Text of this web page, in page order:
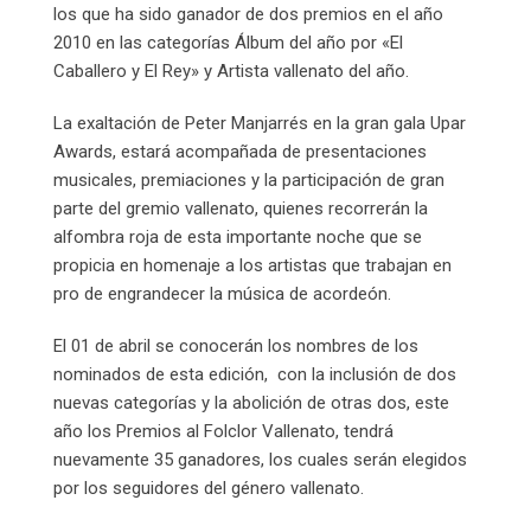
los que ha sido ganador de dos premios en el año
2010 en las categorías Álbum del año por «El
Caballero y El Rey» y Artista vallenato del año.
La exaltación de Peter Manjarrés en la gran gala Upar
Awards, estará acompañada de presentaciones
musicales, premiaciones y la participación de gran
parte del gremio vallenato, quienes recorrerán la
alfombra roja de esta importante noche que se
propicia en homenaje a los artistas que trabajan en
pro de engrandecer la música de acordeón.
El 01 de abril se conocerán los nombres de los
nominados de esta edición, con la inclusión de dos
nuevas categorías y la abolición de otras dos, este
año los Premios al Folclor Vallenato, tendrá
nuevamente 35 ganadores, los cuales serán elegidos
por los seguidores del género vallenato.